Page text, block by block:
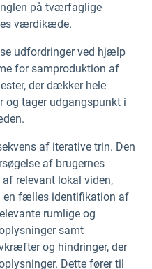
på tværfaglige
værdikæde.
udfordringer ved hjælp
for samproduktion af
der dækker hele
tager udgangspunkt i
af iterative trin. Den
af brugernes
relevant lokal viden,
en fælles identifikation af
rumlige og
samt
og hindringer, der
Dette fører til